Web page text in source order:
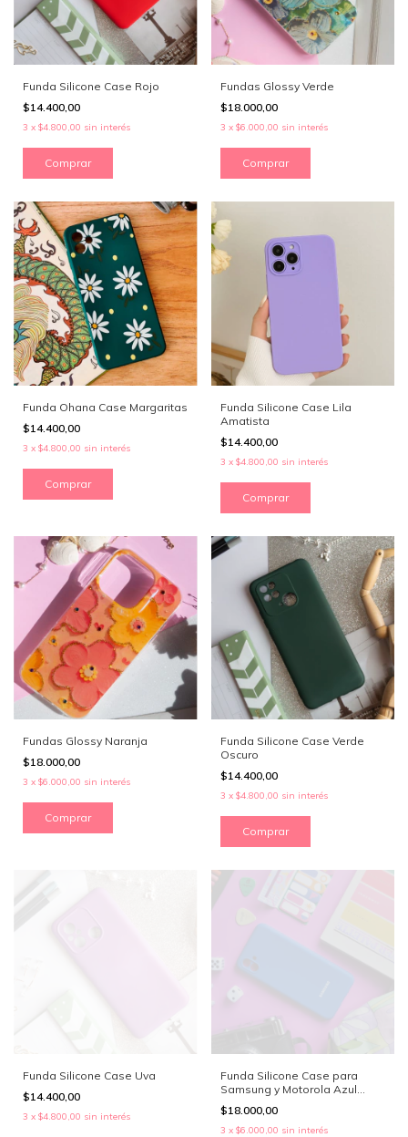
Funda Silicone Case Rojo
$14.400,00
3 x $4.800,00 sin interés
Comprar
Fundas Glossy Verde
$18.000,00
3 x $6.000,00 sin interés
Comprar
Funda Ohana Case Margaritas
$14.400,00
3 x $4.800,00 sin interés
Comprar
Funda Silicone Case Lila
Amatista
$14.400,00
3 x $4.800,00 sin interés
Comprar
Fundas Glossy Naranja
$18.000,00
3 x $6.000,00 sin interés
Comprar
Funda Silicone Case Verde
Oscuro
$14.400,00
3 x $4.800,00 sin interés
Comprar
Funda Silicone Case Uva
$14.400,00
3 x $4.800,00 sin interés
Funda Silicone Case para
Samsung y Motorola Azul
Francia
$18.000,00
3 x $6.000,00 sin interés